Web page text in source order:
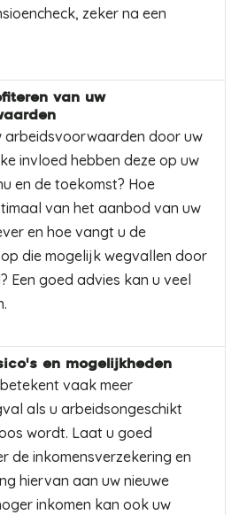
zeker na een
van uw
arbeidsvoorwaarden door uw
invloed hebben deze op uw
en de toekomst? Hoe
van het aanbod van uw
en hoe vangt u de
die mogelijk wegvallen door
Een goed advies kan u veel
en mogelijkheden
vaak meer
als u arbeidsongeschikt
wordt. Laat u goed
de inkomensverzekering en
hiervan aan uw nieuwe
inkomen kan ook uw